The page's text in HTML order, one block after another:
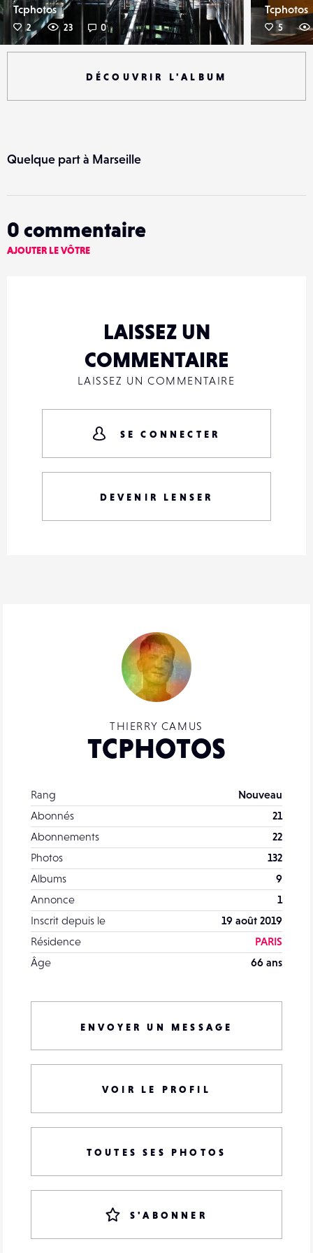
Tcphotos
2 23 0
Tcphotos
5
DÉCOUVRIR L'ALBUM
THIERRY CAMUS
TCPHOTOS
Rang
Nouveau
Abonnés
21
Abonnements
22
Photos
132
Albums
9
Annonce
1
Inscrit depuis le
19 août 2019
Résidence
PARIS
Âge
66 ans
ENVOYER UN MESSAGE
VOIR LE PROFIL
TOUTES SES PHOTOS
S'ABONNER
Quelque part à Marseille
0 commentaire
AJOUTER LE VÔTRE
LAISSEZ UN
COMMENTAIRE
LAISSEZ UN COMMENTAIRE
SE CONNECTER
DEVENIR LENSER